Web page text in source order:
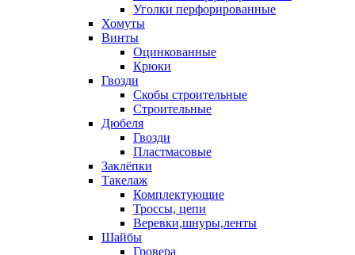
Уголки перфорированные
Хомуты
Винты
Оцинкованные
Крюки
Гвозди
Скобы строительные
Строительные
Дюбеля
Гвозди
Пластмасовые
Заклёпки
Такелаж
Комплектующие
Троссы, цепи
Веревки,шнуры,ленты
Шайбы
Гровера